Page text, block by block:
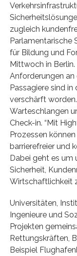
zugleich
Parlamentarische
für Bildung und
Mittwoch in
Anforderungen
Passagiere sind
verschärft
Warteschlangen
Check-in. “Mit
Prozessen
barrierefreier und
Dabei geht es um
Sicherheit,
Wirtschaftlichkeit
Universitäten,
Ingenieure und
Projekten
Rettungskräften,
Beispiel